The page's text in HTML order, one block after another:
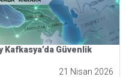
Kafkasya’da Güvenlik
21 Nisan 2026